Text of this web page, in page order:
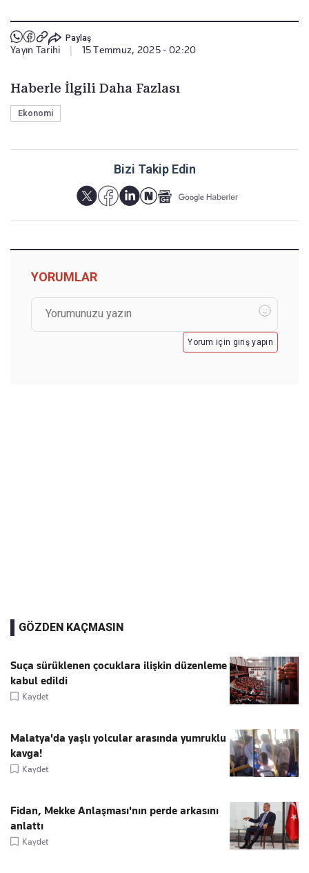
Paylaş
Yayın Tarihi 15 Temmuz, 2025 - 02:20
Haberle İlgili Daha Fazlası
Ekonomi
Bizi Takip Edin
YORUMLAR
Yorum için giriş yapın
GÖZDEN KAÇMASIN
Suça sürüklenen çocuklara ilişkin düzenleme
kabul edildi
Kaydet
Malatya'da yaşlı yolcular arasında yumruklu
kavga!
Kaydet
Fidan, Mekke Anlaşması'nın perde arkasını
anlattı
Kaydet